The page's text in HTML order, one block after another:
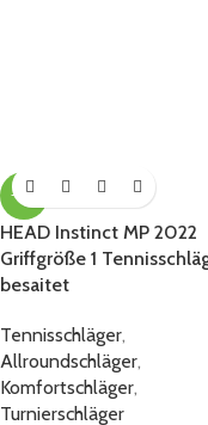
-31%
HEAD Instinct MP 2022
Griffgröße 1
besaitet
Tennisschläger,
Allroundschläger,
Komfortschläger,
Turnierschläger